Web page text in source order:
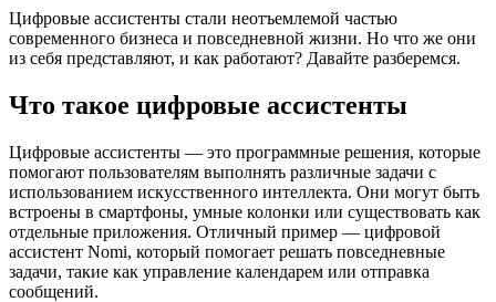
Цифровые ассистенты стали неотъемлемой частью
современного бизнеса и повседневной жизни. Но что же они
из себя представляют, и как работают? Давайте разберемся.
Что такое цифровые ассистенты
Цифровые ассистенты — это программные решения, которые
помогают пользователям выполнять различные задачи с
использованием искусственного интеллекта. Они могут быть
встроены в смартфоны, умные колонки или существовать как
отдельные приложения. Отличный пример — цифровой
ассистент Nomi, который помогает решать повседневные
задачи, такие как управление календарем или отправка
сообщений.